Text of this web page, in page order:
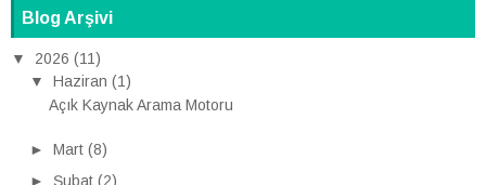
Blog Arşivi
▼ 2026 (11)
▼
Haziran (1)
Açık Kaynak Arama Motoru
► Mart (8)
► Şubat (2)